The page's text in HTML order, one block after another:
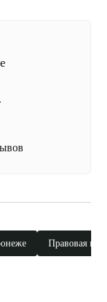
Правовая